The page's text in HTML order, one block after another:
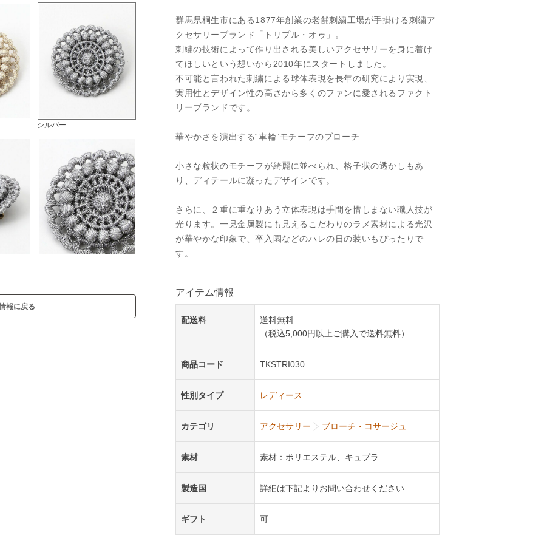
シルバー
報に戻る
群馬県桐生市にある1877年創業の老舗刺繍工場が手掛ける刺繍ア
クセサリーブランド「トリプル・オゥ」。
刺繍の技術によって作り出される美しいアクセサリーを身に着け
てほしいという想いから2010年にスタートしました。
不可能と言われた刺繍による球体表現を長年の研究により実現、
実用性とデザイン性の高さから多くのファンに愛されるファクト
リーブランドです。
華やかさを演出する“車輪”モチーフのブローチ
小さな粒状のモチーフが綺麗に並べられ、格子状の透かしもあ
り、ディテールに凝ったデザインです。
さらに、２重に重なりあう立体表現は手間を惜しまない職人技が
光ります。一見金属製にも見えるこだわりのラメ素材による光沢
が華やかな印象で、卒入園などのハレの日の装いもぴったりで
す。
アイテム情報
配送料
送料無料
（税込5,000円以上ご購入で送料無料）
商品コード TKSTRI030
性別タイプ レディース
カテゴリ アクセサリー ブローチ・コサージュ
素材 素材：ポリエステル、キュプラ
製造国 詳細は下記よりお問い合わせください
ギフト 可